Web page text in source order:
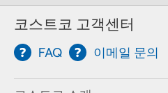
코스트코 고객센터
FAQ 이메일 문의